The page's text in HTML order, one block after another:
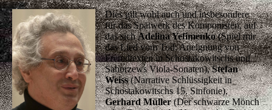
Dies gilt wohl auch und insbesondere
für das Spätwerk des Komponisten, auf
das sichAdelina Yefimenko(Spiel mir
das Lied vom Tod: Aneignung von
Fremdtexten in Schostakowitschs und
Sahorzews Viola-Sonaten),Stefan
Weiss(Narrative Schlüssigkeit in
Schostakowitschs 15. Sinfonie),
Gerhard Müller(Der schwarze Mönch